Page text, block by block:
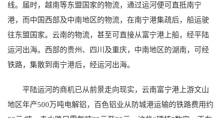
线。届时，越南等东盟国家的物流，通过运河便可直抵南宁
港，而中国西部及中南地区的物流，在南宁港集疏后，船运驶
往东盟国家。云南的物流，甚至可直接从富宁港上船，经平陆
运河出海。西部的贵州、四川及重庆，中南地区的湖南，可经
铁路，集散到南宁港后，经运河出海。
平陆运河的商机已从前景走向现实，云南富宁港上游文山
地区年产500万吨电解铝，百色铝业从防城港运输的铁路费用约